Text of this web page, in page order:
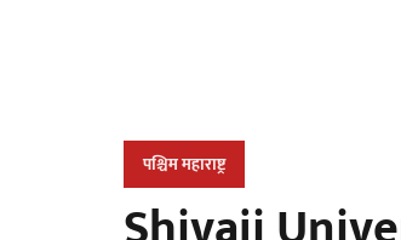
पश्चिम महाराष्ट्र